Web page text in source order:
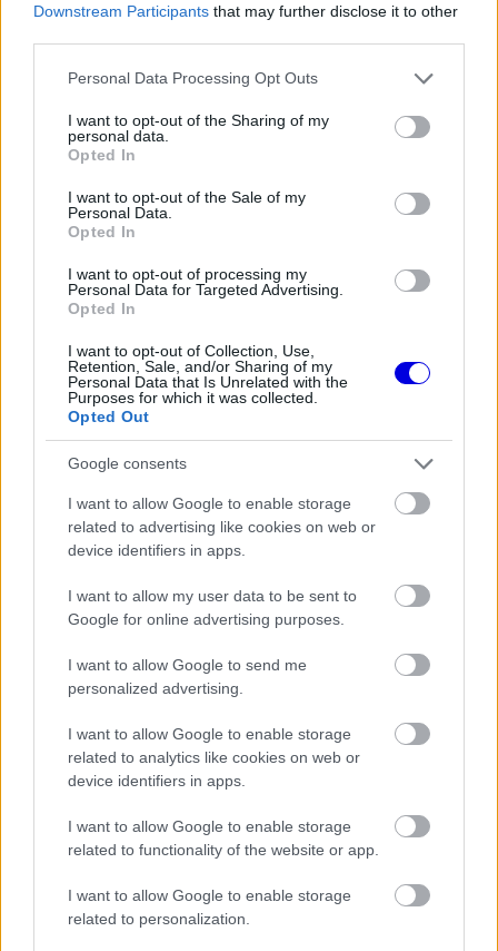
Downstream Participants that may further disclose it to other
Please note that this website/app uses one or more Google
not limited to your visit or usage behaviour. You may click to
grant or deny consent to Google and its third-party tags to
use your data for below specified purposes in below Google
consent section.
Personal Data Processing Opt Outs
I want to opt-out of the Sharing of my
personal data.
Opted In
I want to opt-out of the Sale of my
Personal Data.
Opted In
I want to opt-out of processing my
Personal Data for Targeted Advertising.
Opted In
I want to opt-out of Collection, Use,
Retention, Sale, and/or Sharing of my
Personal Data that Is Unrelated with the
Purposes for which it was collected.
Opted Out
Google consents
I want to allow Google to enable storage
related to advertising like cookies on web or
device identifiers in apps.
I want to allow my user data to be sent to
Google for online advertising purposes.
I want to allow Google to send me
personalized advertising.
I want to allow Google to enable storage
related to analytics like cookies on web or
device identifiers in apps.
I want to allow Google to enable storage
related to functionality of the website or app.
I want to allow Google to enable storage
related to personalization.
féktávon már nem tudta megfogni a sárga
korlát felé. Az ütközés után először füst szállt fel
Video
Player
is
loading.
This
modal
window.
The media could not be loaded, either because
the server or network failed or because the format
A felvételeken látszik, ahogy az olasz pilóta
távolságba húzódik, mielőtt a tűz komolyabbra
#55-ösének szereplését a Nürburgringi 24 órás
EZEKET IS AJÁNLJUK
suttognak a Red Bullnál